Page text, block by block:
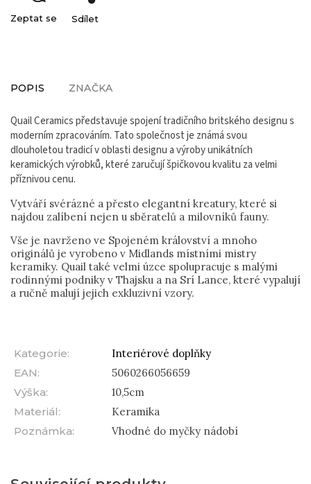
Zeptat se Sdílet
POPIS ZNAČKA
Quail Ceramics představuje spojení tradičního britského designu s
moderním zpracováním. Tato společnost je známá svou
dlouholetou tradicí v oblasti designu a výroby unikátních
keramických výrobků, které zaručují špičkovou kvalitu za velmi
příznivou cenu.
Vytváří svérázné a přesto elegantní kreatury, které si
najdou zalíbení nejen u sběratelů a milovníků fauny.
Vše je navrženo ve Spojeném království a mnoho
originálů je vyrobeno v Midlands místními mistry
keramiky. Quail také velmi úzce spolupracuje s malými
rodinnými podniky v Thajsku a na Srí Lance, které vypalují
a ručně malují jejich exkluzivní vzory.
Kategorie:
Interiérové doplňky
EAN:
5060266056659
Výška:
10,5cm
Materiál:
Keramika
Poznámka: Vhodné do myčky nádobí